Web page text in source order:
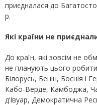
приєдналася до
р.
Які країни не
До країн, які зовсім не
не планують цього
Білорусь, Бенін, Боснія і
Кабо-Верде, Камбоджа,
д’Івуар, Демократична